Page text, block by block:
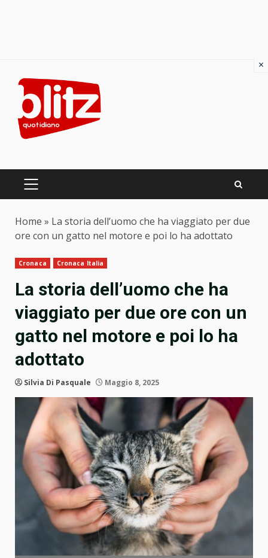
content
PRIMARY
Home » La storia dell’uomo che ha viaggiato per due
ore con un gatto nel motore e poi lo ha adottato
Cronaca Cronaca Italia
La storia dell’uomo che ha
viaggiato per due ore con un
gatto nel motore e poi lo ha
adottato
Silvia Di Pasquale Maggio 8, 2025
×